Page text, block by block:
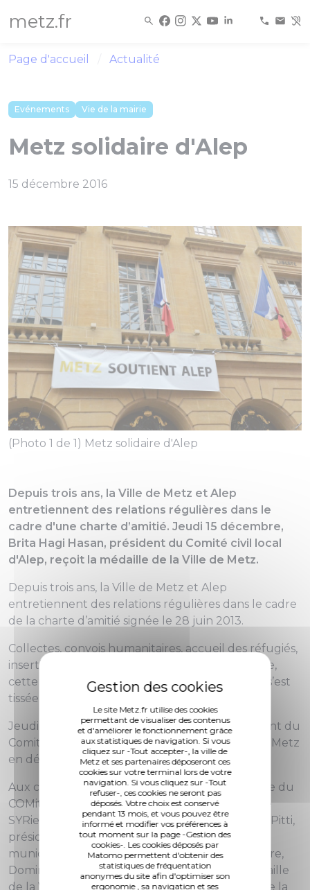
Le site Metz.fr utilise des cookies
permettant de visualiser des contenus
et d'améliorer le fonctionnement grâce
aux statistiques de navigation. Si vous
cliquez sur -Tout accepter-, la ville de
Metz et ses partenaires déposeront ces
cookies sur votre terminal lors de votre
navigation. Si vous cliquez sur -Tout
refuser-, ces cookies ne seront pas
déposés. Votre choix est conservé
pendant 13 mois, et vous pouvez être
informé et modifier vos préférences à
tout moment sur la page -Gestion des
cookies-. Les cookies déposés par
Matomo permettent d'obtenir des
statistiques de fréquentation
anonymes du site afin d'optimiser son
ergonomie , sa navigation et ses
metz.fr
Page d'accueil Actualité
Evénements Vie de la mairie
Metz solidaire d'Alep
15 décembre 2016
(Photo 1 de 1) Metz solidaire d'Alep
Depuis trois ans, la Ville de Metz et Alep
entretiennent des relations régulières dans le
cadre d'une charte d’amitié. Jeudi 15 décembre,
Brita Hagi Hasan, président du Comité civil local
d'Alep, reçoit la médaille de la Ville de Metz.
Depuis trois ans, la Ville de Metz et Alep
entretiennent des relations régulières dans le cadre
de la charte d’amitié signée le 28 juin 2013.
Collectes, convois humanitaires, accueil des réfugiés,
insertion des populations, soutien, aide médicale,
cette amitié entre les habitants des deux villes s’est
tissée dans de nombreux domaines.
Jeudi 15 décembre, M. Brita Hagi Hasan, président du
Comité civil local de la Ville d’Alep, s'est rendu à Metz
en délégation.
Aux côtés de Dominique Cambianica, présidente du
COMité mosellan d’aide humanitaire au peuple
SYRien (COMSYR57), et du Professeur Raphaël Pitti,
président d’honneur du comité et conseiller
municipal délégué à l’urgence sociale et sanitaire,
Dominique Gros, maire de Metz, a remis la médaille
de la Ville à Brita Hagi Hasan, pour témoigner de la